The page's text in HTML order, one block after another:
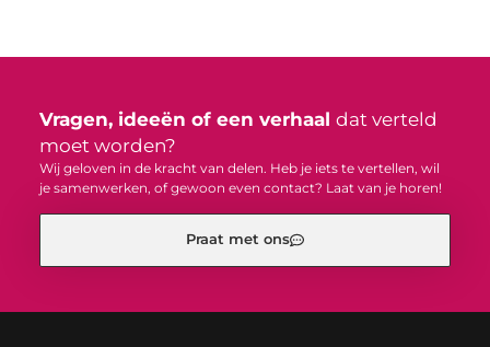
Vragen, ideeën of een verhaal dat verteld
moet worden?
Wij geloven in de kracht van delen. Heb je iets te vertellen, wil
je samenwerken, of gewoon even contact? Laat van je horen!
Praat met ons